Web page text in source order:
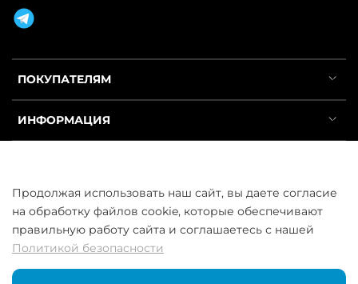
ПОКУПАТЕЛЯМ
ИНФОРМАЦИЯ
ООО «ГосСнабРезерв» © 2013–2026 - Продажа труб оптом и в
розницу
Продолжая использовать наш сайт, вы даете согласие
на обработку файлов cookie, которые обеспечивают
правильную работу сайта и соглашаетесь с нашей
Политикой безопасности